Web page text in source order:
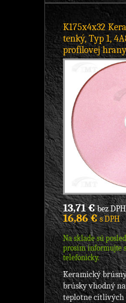
K175x4x32
tenký, Typ 1,
profilovej
13,71 €bez DPH
16,86 €s DPH
Na sklade sú
prosím informujte
telefonicky.
Keramický
brúsky vhodný
teplotne citlivých